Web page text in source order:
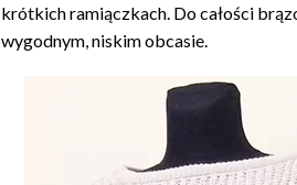
krótkich ramiączkach. Do całości
wygodnym, niskim obcasie.